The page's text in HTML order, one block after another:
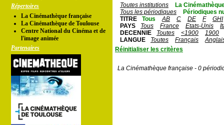
Répertoires
La Cinémathèque française
La Cinémathèque de Toulouse
Centre National du Cinéma et de
l'image animée
Partenaires
Toutes institutions
La
Tous les périodiques
Périodiques
TITRE
Tous AB C DE F
GHI
PAYS
Tous France Etats-Unis
DECENNIE
Toutes <1900
1900
LANGUE
Toutes Français
Réinitialiser les critères
La Cinémathèque française - 0